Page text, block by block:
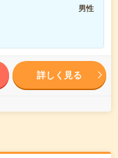
男性
詳しく見る